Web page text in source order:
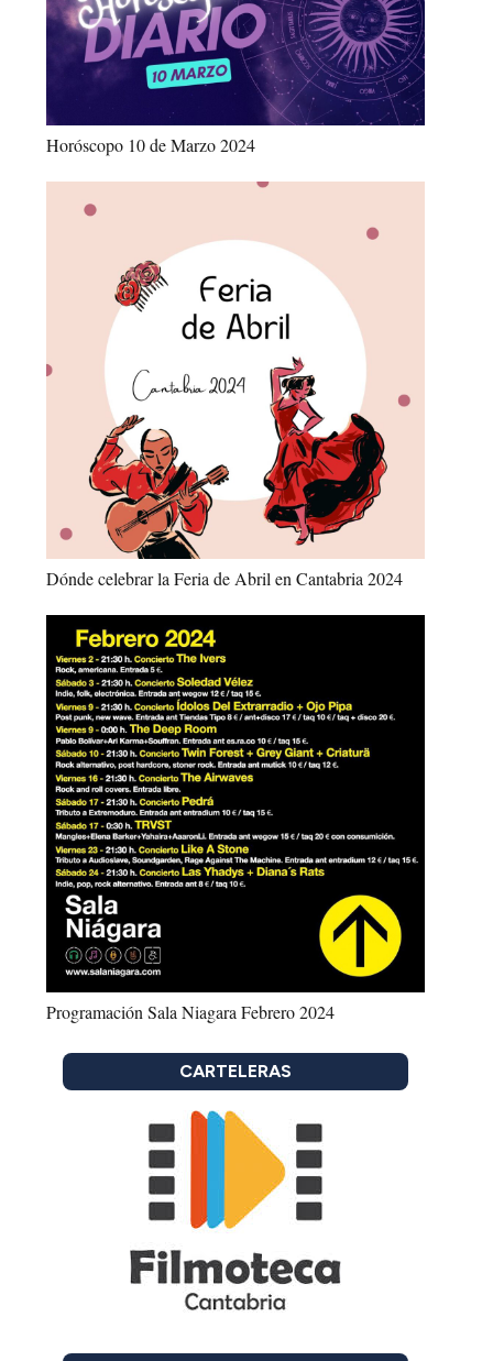
Horóscopo 10 de Marzo 2024
Dónde celebrar la Feria de Abril en Cantabria 2024
Programación Sala Niagara Febrero 2024
CARTELERAS